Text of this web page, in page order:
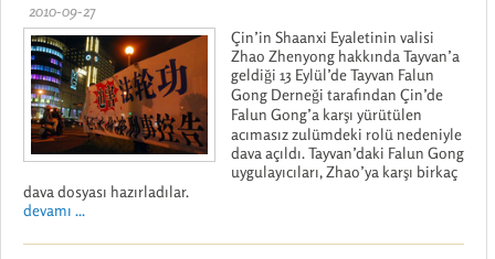
2010-09-27
Çin’in Shaanxi Eyaletinin valisi
Zhao Zhenyong hakkında Tayvan’a
geldiği 13 Eylül’de Tayvan Falun
Gong Derneği tarafından Çin’de
Falun Gong’a karşı yürütülen
acımasız zulümdeki rolü nedeniyle
dava açıldı. Tayvan’daki Falun Gong
uygulayıcıları, Zhao’ya karşı birkaç
dava dosyası hazırladılar.
devamı ...